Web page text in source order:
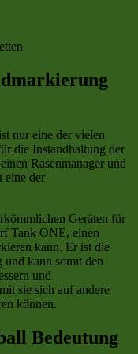
nur eine der vielen
die Instandhaltung der
Rasenmanager und
eine der
Geräten für
Tank ONE, einen
kann. Er ist die
kann somit den
und
sie sich auf andere
können.
Bedeutung